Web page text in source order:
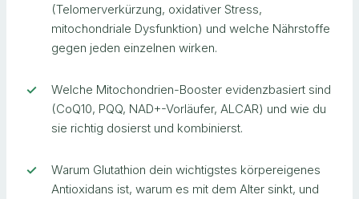
(Telomerverkürzung, oxidativer Stress,
mitochondriale Dysfunktion) und welche Nährstoffe
gegen jeden einzelnen wirken.
Welche Mitochondrien-Booster evidenzbasiert sind
(CoQ10, PQQ, NAD+-Vorläufer, ALCAR) und wie du
sie richtig dosierst und kombinierst.
Warum Glutathion dein wichtigstes körpereigenes
Antioxidans ist, warum es mit dem Alter sinkt, und